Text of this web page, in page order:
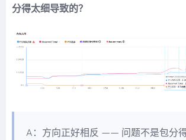
分得太细导致的？
A：方向正好相反 —— 问题不是包分